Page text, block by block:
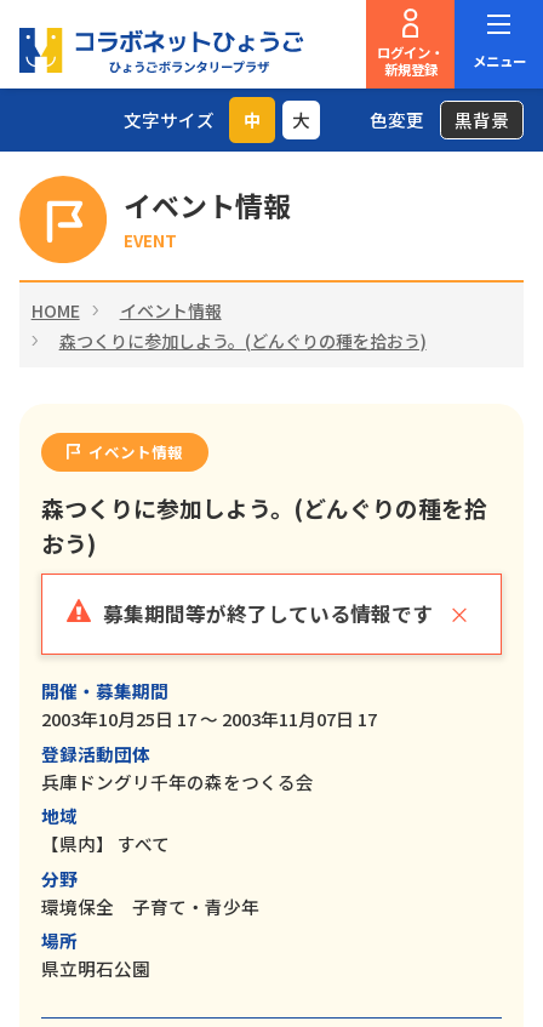
ログイン・
新規登録
メニュー
文字サイズ 中 大 色変更 黒背景
イベント情報
EVENT
HOME
イベント情報
森つくりに参加しよう。(どんぐりの種を拾おう)
イベント情報
森つくりに参加しよう。(どんぐりの種を拾
おう)
×
募集期間等が終了している情報です
開催・募集期間
2003年10月25日 17 ～ 2003年11月07日 17
登録活動団体
兵庫ドングリ千年の森をつくる会
地域
【県内】
すべて
分野
環境保全 子育て・青少年
場所
県立明石公園